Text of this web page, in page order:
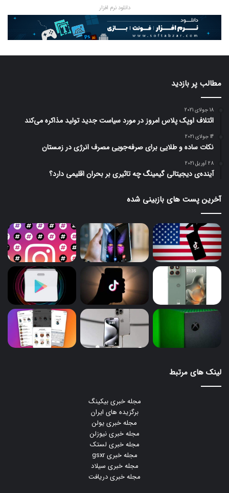
دانلود نرم افزار
مطالب پر بازدید
18 جولای 2021
ائتلاف اوپک پلاس امروز در مورد سیاست جدید تولید مذاکره می‌کند
14 جولای 2021
نکات ساده و طلایی برای صرفه‌جویی مصرف انرژی در زمستان
28 آوریل 2021
آینده‌ی دیجیتالی گیمینگ چه تاثیری بر بحران اقلیمی دارد؟
آخرین پست های بازبینی شده
لینک های مرتبط
مجله خبری بیکینگ
برگزیده های ایران
مجله خبری یولن
مجله خبری نیوزلن
مجله خبری لستک
مجله خبری gsxr
مجله خبری سیلاد
مجله خبری دریافت